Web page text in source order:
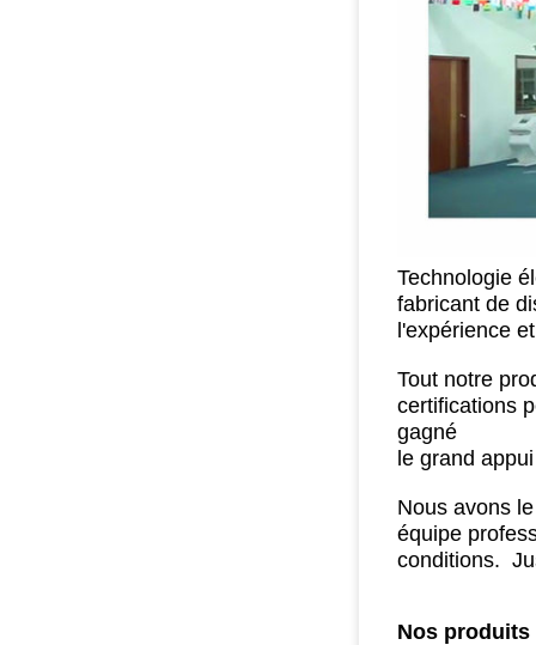
Technologie
fabricant de
l'expérience
Tout notre
certifications
gagné
le grand
Nous avons
équipe
conditions.
Nos